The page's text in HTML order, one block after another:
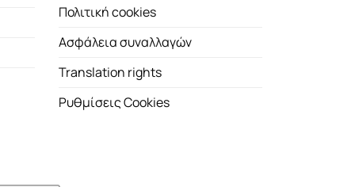
Πολιτική cookies
Ασφάλεια συναλλαγών
Translation rights
Ρυθμίσεις Cookies